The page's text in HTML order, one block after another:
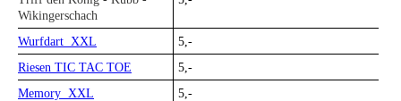
Wikingerschach
Wurfdart XXL
5,-
Riesen TIC TAC TOE
5,-
Memory XXL
5,-